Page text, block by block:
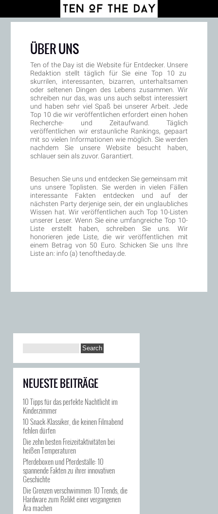
ÜBER UNS
Ten of the Day ist die Website für Entdecker. Unsere
Redaktion stellt täglich für Sie eine Top 10 zu
skurrilen, interessanten, bizarren, unterhaltsamen
oder seltenen Dingen des Lebens zusammen. Wir
schreiben nur das, was uns auch selbst interessiert
und haben sehr viel Spaß bei unserer Arbeit. Jede
Top 10 die wir veröffentlichen erfordert einen hohen
Recherche- und Zeitaufwand. Täglich
veröffentlichen wir erstaunliche Rankings, gepaart
mit so vielen Informationen wie möglich. Sie werden
nachdem Sie unsere Website besucht haben,
schlauer sein als zuvor. Garantiert.
Besuchen Sie uns und entdecken Sie gemeinsam mit
uns unsere Toplisten. Sie werden in vielen Fällen
interessante Fakten entdecken und auf der
nächsten Party derjenige sein, der ein unglaubliches
Wissen hat. Wir veröffentlichen auch Top 10-Listen
unserer Leser. Wenn Sie eine umfangreiche Top 10-
Liste erstellt haben, schreiben Sie uns. Wir
honorieren jede Liste, die wir veröffentlichen mit
einem Betrag von 50 Euro. Schicken Sie uns Ihre
Liste an: info (a) tenoftheday.de.
NEUESTE BEITRÄGE
10 Tipps für das perfekte Nachtlicht im
Kinderzimmer
10 Snack-Klassiker, die keinen Filmabend
fehlen dürfen
Die zehn besten Freizeitaktivitäten bei
heißen Temperaturen
Pferdeboxen und Pferdeställe: 10
spannende Fakten zu ihrer innovativen
Geschichte
Die Grenzen verschwimmen: 10 Trends, die
Hardware zum Relikt einer vergangenen
Ära machen